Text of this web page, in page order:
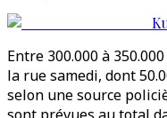
Entre 300.000 à
la rue samedi, dont
selon une source